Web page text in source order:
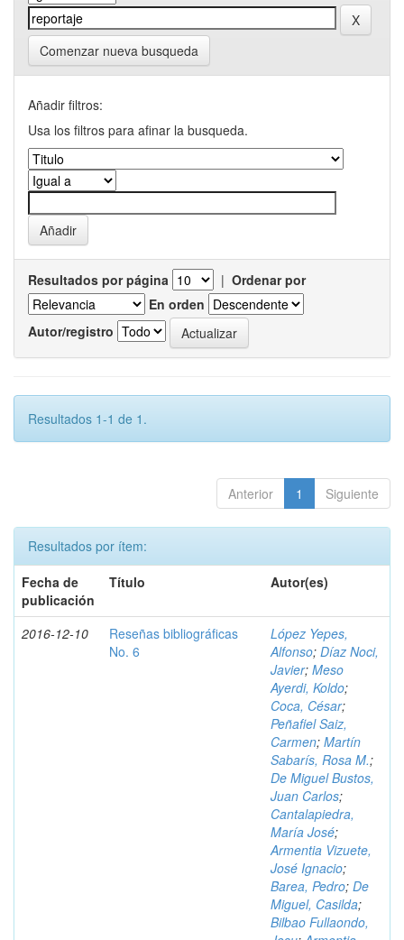
Comenzar nueva busqueda
Añadir filtros:
Usa los filtros para afinar la busqueda.
Resultados por página | Ordenar por
En orden
Autor/registro
Resultados 1-1 de 1.
Anterior 1 Siguiente
Resultados por ítem:
Fecha de
publicación
Título Autor(es)
2016-12-10
Reseñas bibliográficas
No. 6
López Yepes,
Alfonso; Díaz Noci,
Javier; Meso
Ayerdi, Koldo;
Coca, César;
Peñafiel Saiz,
Carmen; Martín
Sabarís, Rosa M.;
De Miguel Bustos,
Juan Carlos;
Cantalapiedra,
María José;
Armentia Vizuete,
José Ignacio;
Barea, Pedro; De
Miguel, Casilda;
Bilbao Fullaondo,